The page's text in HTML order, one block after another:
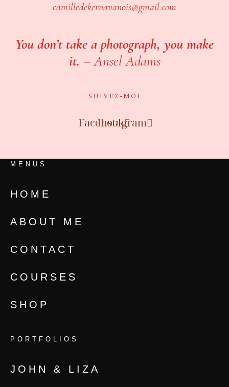
camilledekernavanois@gmail.com
You don’t take a photograph, you make
it. –Ansel Adams
SUIVEZ-MOI
Facebook
Instagram
MENUS
HOME
ABOUT ME
CONTACT
COURSES
SHOP
PORTFOLIOS
JOHN & LIZA